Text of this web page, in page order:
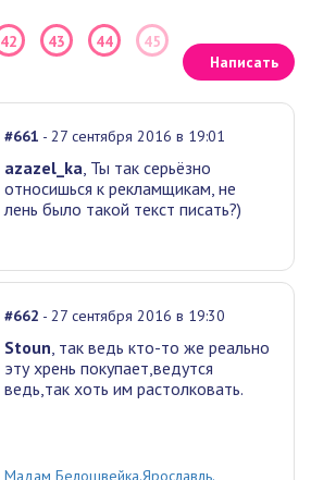
Написать
42 43 44 45
#661 - 27 сентября 2016 в 19:01
azazel_ka, Ты так серьёзно
относишься к рекламщикам, не
лень было такой текст писать?)
#662 - 27 сентября 2016 в 19:30
Stoun, так ведь кто-то же реально
эту хрень покупает,ведутся
ведь,так хоть им растолковать.
Мадам Белошвейка.Ярославль.